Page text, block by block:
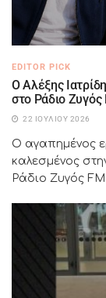
EDITOR PICK
Ο Αλέξης
στο Ράδιο Ζυγός
22 ΙΟΥΛΊΟΥ 2026
Ο αγαπημένος
καλεσμένος
Ράδιο Ζυγός